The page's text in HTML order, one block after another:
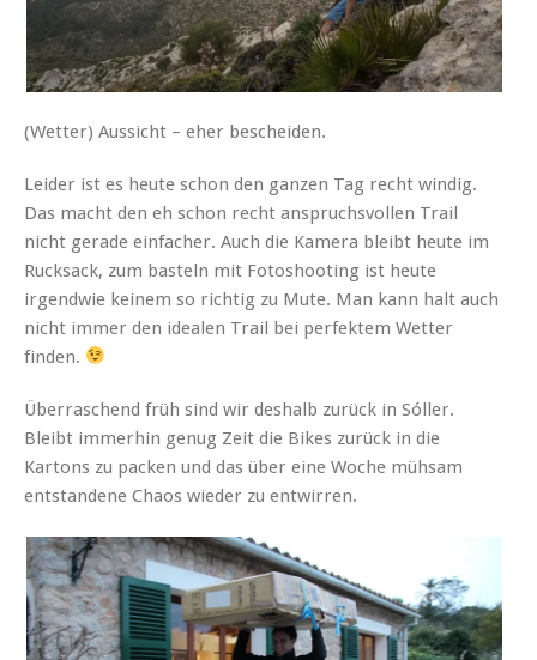
(Wetter) Aussicht – eher bescheiden.
Leider ist es heute schon den ganzen Tag recht windig.
Das macht den eh schon recht anspruchsvollen Trail
nicht gerade einfacher. Auch die Kamera bleibt heute im
Rucksack, zum basteln mit Fotoshooting ist heute
irgendwie keinem so richtig zu Mute. Man kann halt auch
nicht immer den idealen Trail bei perfektem Wetter
finden.
Überraschend früh sind wir deshalb zurück in Sóller.
Bleibt immerhin genug Zeit die Bikes zurück in die
Kartons zu packen und das über eine Woche mühsam
entstandene Chaos wieder zu entwirren.